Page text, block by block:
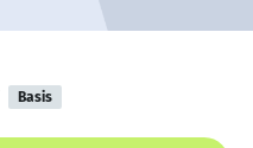
Basis